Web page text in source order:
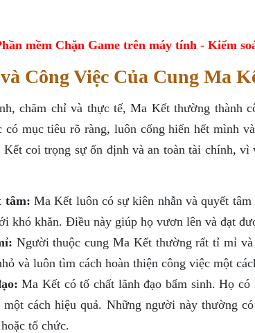
mềm Chặn Game trên máy tính - Kiểm
Công Việc Của Cung Ma
chăm chỉ và thực tế, Ma Kết thường thành
mục tiêu rõ ràng, luôn cống hiến hết mình
coi trọng sự ổn định và an toàn tài chính,
tâm: Ma Kết luôn có sự kiên nhẫn và quyết
khó khăn. Điều này giúp họ vươn lên và đạt
Người thuộc cung Ma Kết thường rất tỉ mỉ
và luôn tìm cách hoàn thiện công việc một
Ma Kết có tố chất lãnh đạo bẩm sinh. Họ
một cách hiệu quả. Những người này thường
tổ chức.